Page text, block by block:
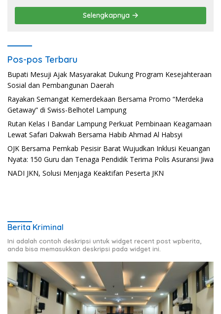
Selengkapnya
Pos-pos Terbaru
Bupati Mesuji Ajak Masyarakat Dukung Program Kesejahteraan
Sosial dan Pembangunan Daerah
Rayakan Semangat Kemerdekaan Bersama Promo “Merdeka
Getaway” di Swiss-Belhotel Lampung
Rutan Kelas I Bandar Lampung Perkuat Pembinaan Keagamaan
Lewat Safari Dakwah Bersama Habib Ahmad Al Habsyi
OJK Bersama Pemkab Pesisir Barat Wujudkan Inklusi Keuangan
Nyata: 150 Guru dan Tenaga Pendidik Terima Polis Asuransi Jiwa
NADI JKN, Solusi Menjaga Keaktifan Peserta JKN
Berita Kriminal
Ini adalah contoh deskripsi untuk widget recent post wpberita,
anda bisa memasukkan deskripsi pada widget ini.